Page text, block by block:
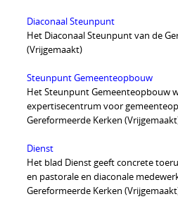
Diaconaal Steunpunt
Het Diaconaal Steunpunt van de
(Vrijgemaakt)
Steunpunt Gemeenteopbouw
Het Steunpunt Gemeenteopbouw
expertisecentrum voor
Gereformeerde Kerken
Dienst
Het blad Dienst geeft concrete
en pastorale en diaconale
Gereformeerde Kerken